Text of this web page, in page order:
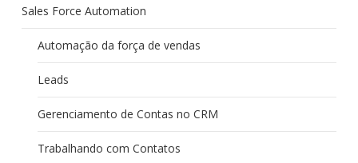
Sales Force Automation
Automação da força de vendas
Leads
Gerenciamento de Contas no CRM
Trabalhando com Contatos